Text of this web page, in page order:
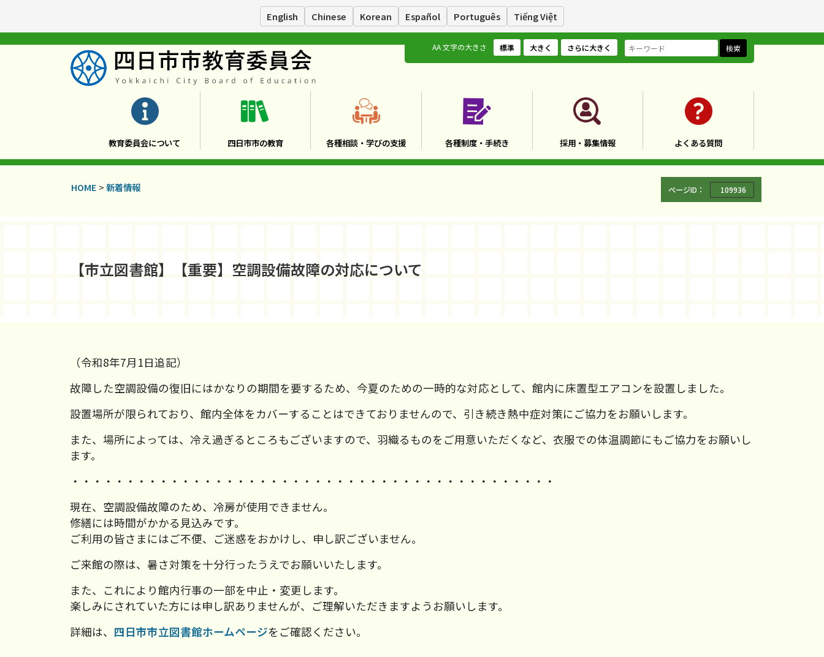
English Chinese Korean Español Português Tiếng Việt
AA文字の大きさ 標準 大きく さらに大きく 検索
教育委員会について 四日市市の教育 各種相談・学びの支援 各種制度・手続き 採用・募集情報 よくある質問
HOME >新着情報 ページID： 109936
【市立図書館】【重要】空調設備故障の対応について
（令和8年7月1日追記）
故障した空調設備の復旧にはかなりの期間を要するため、今夏のための一時的な対応として、館内に床置型エアコンを設置しました。
設置場所が限られており、館内全体をカバーすることはできておりませんので、引き続き熱中症対策にご協力をお願いします。
また、場所によっては、冷え過ぎるところもございますので、羽織るものをご用意いただくなど、衣服での体温調節にもご協力をお願いし
ます。
・・・・・・・・・・・・・・・・・・・・・・・・・・・・・・・・・・・・・・・・・・・・
現在、空調設備故障のため、冷房が使用できません。
修繕には時間がかかる見込みです。
ご利用の皆さまにはご不便、ご迷惑をおかけし、申し訳ございません。
ご来館の際は、暑さ対策を十分行ったうえでお願いいたします。
また、これにより館内行事の一部を中止・変更します。
楽しみにされていた方には申し訳ありませんが、ご理解いただきますようお願いします。
詳細は、 四日市市立図書館ホームページをご確認ください。